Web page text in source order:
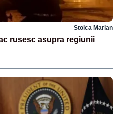
Stoica Marian
rusesc asupra regiunii